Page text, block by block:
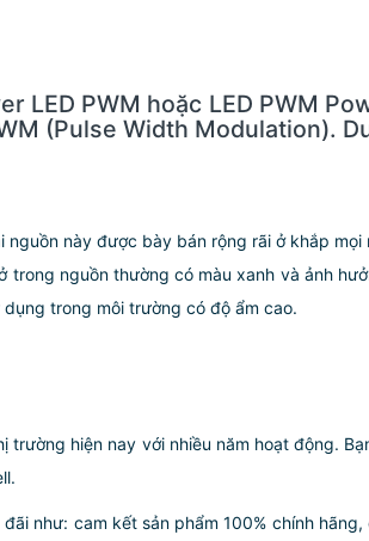
LED PWM hoặc LED PWM
(Pulse Width Modulation).
này được bày bán rộng rãi ở khắp
nguồn thường có màu xanh và ảnh
trong môi trường có độ ẩm cao.
hiện nay với nhiều năm hoạt động.
như: cam kết sản phẩm 100% chính